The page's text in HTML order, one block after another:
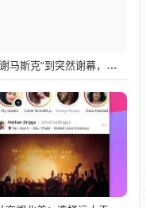
从“感谢马斯克”到突然谢幕，千问核心负责人林俊旸自宣卸任